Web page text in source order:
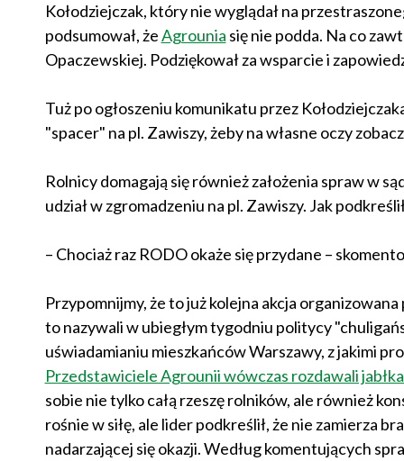
Kołodziejczak, który nie wyglądał na
podsumował, żeAgrounia się nie podda. Na co
Opaczewskiej. Podziękował za wsparcie i
Tuż po ogłoszeniu komunikatu przez
"spacer" na pl. Zawiszy, żeby na własne oczy
Rolnicy domagają się również założenia spraw w
udział w zgromadzeniu na pl. Zawiszy. Jak
– Chociaż raz RODO okaże się przydane –
Przypomnijmy, że to już kolejna akcja
to nazywali w ubiegłym tygodniu politycy
uświadamianiu mieszkańców Warszawy, z jakimi
Przedstawiciele Agrounii wówczas rozdawali
sobie nie tylko całą rzeszę rolników, ale również
rośnie w siłę, ale lider podkreślił, że nie zamierza
nadarzającej się okazji. Według komentujących